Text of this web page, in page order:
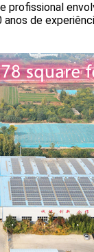
profissional
de